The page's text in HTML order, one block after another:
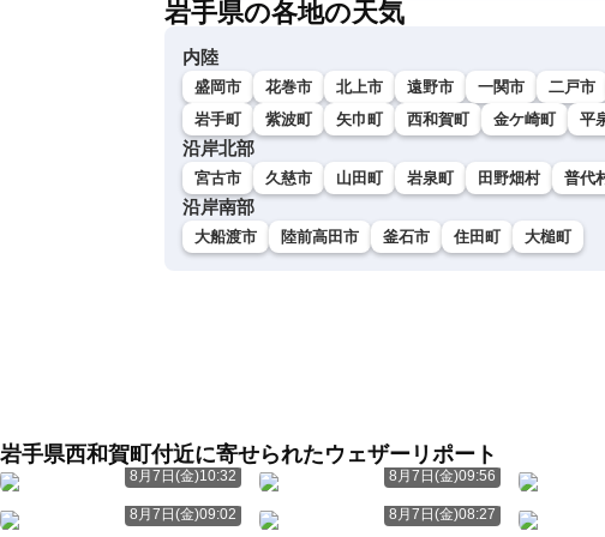
岩手県の各地の天気
内陸
盛岡市 花巻市 北上市 遠野市 一関市 二戸市
岩手町
紫波町 矢巾町 西和賀町 金ケ崎町 平
沿岸北部
宮古市 久慈市 山田町 岩泉町 田野畑村 普代
沿岸南部
大船渡市 陸前高田市 釜石市 住田町 大槌町
岩手県西和賀町付近に寄せられたウェザーリポート
8月7日(金)10:32 8月7日(金)09:56
8月7日(金)09:02 8月7日(金)08:27